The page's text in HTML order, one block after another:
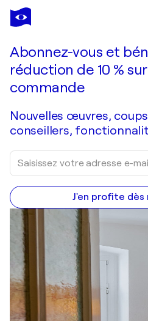
JASON LINCOLN JEFFERS
butterfly 22
Abonnez-vous et
réduction de 10 %
commande
Nouvelles œuvres,
conseillers,
J'en profite dès